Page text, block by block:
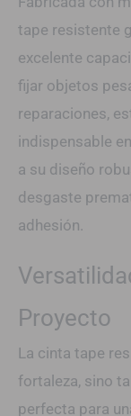
tape resistente
excelente
fijar objetos
reparaciones,
indispensable
a su diseño
desgaste
adhesión.
Proyecto
La cinta tape
fortaleza, sino
perfecta para